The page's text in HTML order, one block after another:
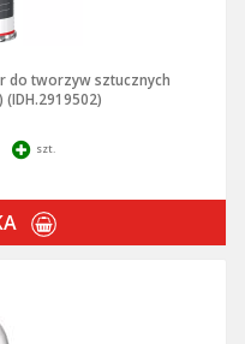
do tworzyw sztucznych
szt.